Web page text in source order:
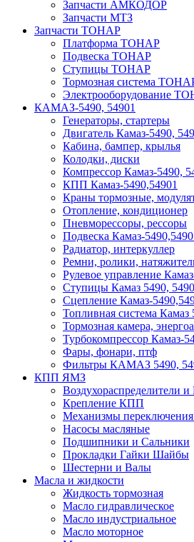
Запчасти АМКОДОР
Запчасти МТЗ
Запчасти ТОНАР
Платформа ТОНАР
Подвеска ТОНАР
Ступицы ТОНАР
Тормозная система
Электрооборудование
КАМАЗ-5490, 54901
Генераторы, стартеры
Двигатель Камаз-5490,
Кабина, бампер, крылья
Колодки, диски
Компрессор Камаз-5490,
КПП Камаз-5490,54901
Краны тормозные,
Отопление, кондиционер
Пневморессоры, рессоры
Подвеска Камаз-
Радиатор, интеркуллер
Ремни, ролики,
Рулевое управление
Ступицы Камаз 5490,
Сцепление Камаз-
Топливная система Камаз
Тормозная камера,
Турбокомпрессор Камаз-
Фары, фонари, птф
Фильтры КАМАЗ 5490,
КПП ЯМЗ
Воздухораспределители и
Крепление КПП
Механизмы
Насосы масляные
Подшипники и Сальники
Прокладки Гайки Шайбы
Шестерни и Валы
Масла и жидкости
Жидкость тормозная
Масло гидравлическое
Масло индустриальное
Масло моторное